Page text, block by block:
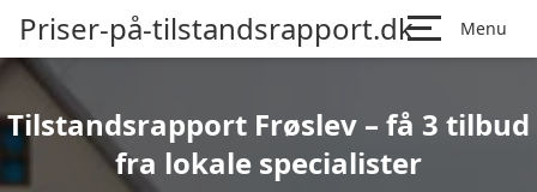
Priser-på-tilstandsrapport.dk Menu
Tilstandsrapport Frøslev – få 3 tilbud
fra lokale specialister